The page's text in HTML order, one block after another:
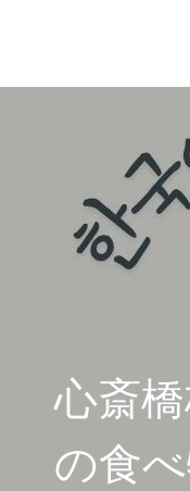
心斎
の食